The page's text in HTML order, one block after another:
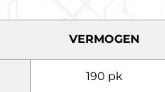
VERMOGEN
190 pk